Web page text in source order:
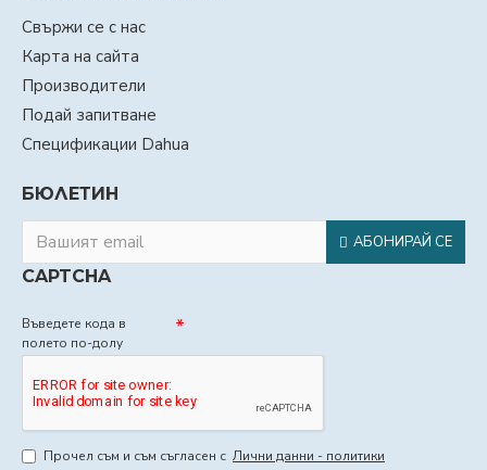
Свържи се с нас
Карта на сайта
Производители
Подай запитване
Спецификации Dahua
БЮЛЕТИН
АБОНИРАЙ СЕ
CAPTCHA
Въведете кода в
полето по-долу
Прочел съм и съм съгласен с Лични данни - политики